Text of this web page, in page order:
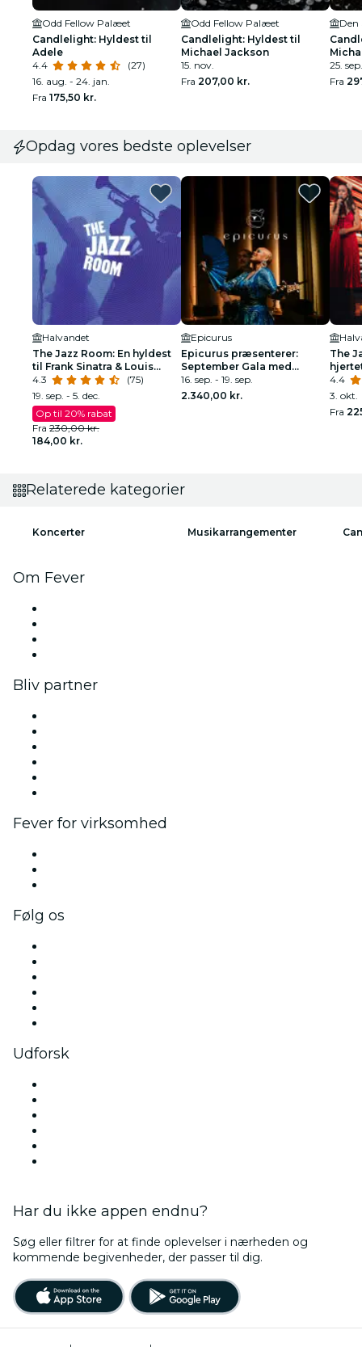
Odd Fellow Palæet
Candlelight: Hyldest til
Adele
4.4
(27)
16. aug. - 24. jan.
Fra 175,50 kr.
Odd Fellow Palæet
Candlelight: Hyldest til
Michael Jackson
15. nov.
Fra 207,00 kr.
Den
25.
Fra
Opdag vores bedste oplevelser
Halvandet
The Jazz Room: En hyldest
til Frank Sinatra & Louis
Armstrong
4.3
(75)
19. sep. - 5. dec.
Op til 20% rabat
Fra 230,00 kr.
184,00 kr.
Epicurus
Epicurus præsenterer:
September Gala med
Prince's Personal Chefs og
Vocalist
16. sep. - 19. sep.
2.340,00 kr.
The
4.4
3. okt.
Fra
Relaterede kategorier
Koncerter Musikarrangementer
Om Fever
Bliv partner
Fever for virksomhed
Følg os
Udforsk
Har du ikke appen endnu?
Søg eller filtrer for at finde oplevelser i nærheden og
kommende begivenheder, der passer til dig.